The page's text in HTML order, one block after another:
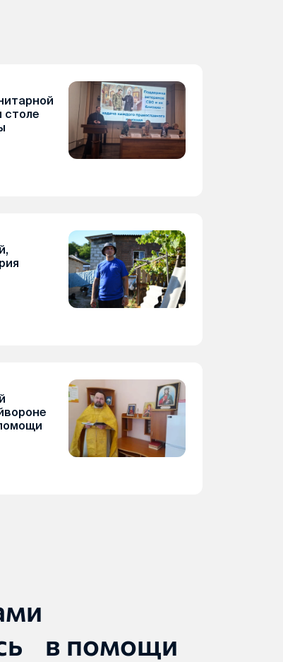
столе
в помощи